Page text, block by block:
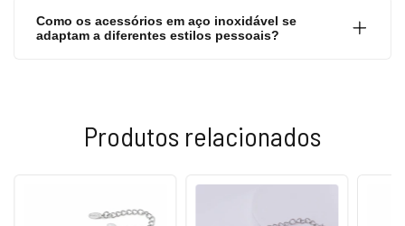
Como os acessórios em aço inoxidável se
adaptam a diferentes estilos pessoais?
Produtos relacionados